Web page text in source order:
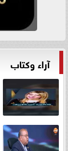
آراء وكتاب